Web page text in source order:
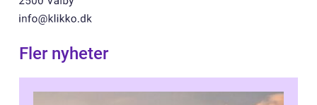
Fler nyheter